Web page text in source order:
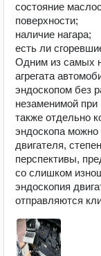
состояние
поверхности;
наличие нагара;
есть ли
Одним из самых
агрегата
эндоскопом без
незаменимой при
также отдельно
эндоскопа
двигателя,
перспективы,
со слишком
эндоскопия
отправляются